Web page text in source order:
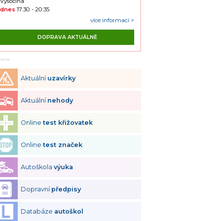
dnes 17:30 - 20:35
více informací >
DOPRAVA AKTUÁLNĚ
Aktuální uzavírky
Aktuální nehody
Onlinetest křižovatek
Onlinetest značek
Autoškolavýuka
Dopravní předpisy
Databáze autoškol